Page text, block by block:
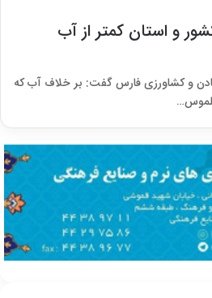
و استان کمتر از آب
و کشاورزی فارس گفت: بر خلاف آب که